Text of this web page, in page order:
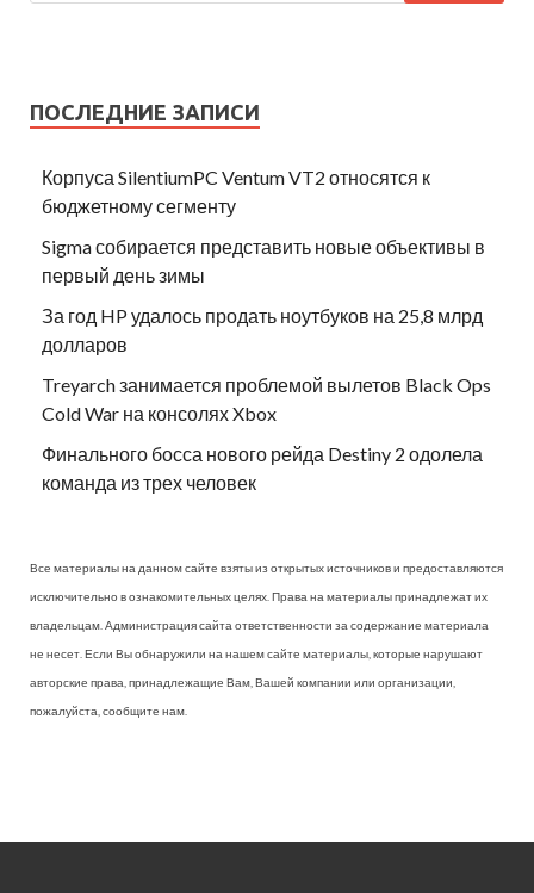
ПОСЛЕДНИЕ ЗАПИСИ
Корпуса SilentiumPC Ventum VT2 относятся к
бюджетному сегменту
Sigma собирается представить новые объективы в
первый день зимы
За год HP удалось продать ноутбуков на 25,8 млрд
долларов
Treyarch занимается проблемой вылетов Black Ops
Cold War на консолях Xbox
Финального босса нового рейда Destiny 2 одолела
команда из трех человек
Все материалы на данном сайте взяты из открытых источников и предоставляются
исключительно в ознакомительных целях. Права на материалы принадлежат их
владельцам. Администрация сайта ответственности за содержание материала
не несет. Если Вы обнаружили на нашем сайте материалы, которые нарушают
авторские права, принадлежащие Вам, Вашей компании или организации,
пожалуйста, сообщите нам.